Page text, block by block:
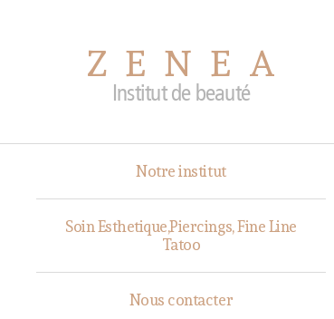
ZENEA
Institut de beauté
Notre institut
Soin Esthetique,Piercings, Fine Line
Tatoo
Nous contacter